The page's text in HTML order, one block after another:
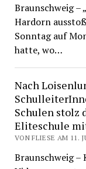
Braunschweig –
Hardorn
Sonntag auf
hatte, wo…
Nach
Schulen stolz
Eliteschule
VON FLIESE AM 11.
Braunschweig –